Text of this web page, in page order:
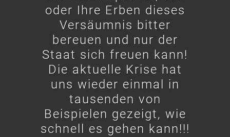
oder Ihre Erben dieses
Versäumnis bitter
bereuen und nur der
Staat sich freuen kann!
Die aktuelle Krise hat
uns wieder einmal in
tausenden von
Beispielen gezeigt, wie
schnell es gehen kann!!!